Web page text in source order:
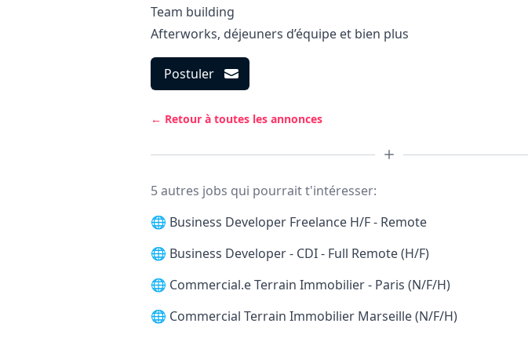
Team building
Afterworks, déjeuners d’équipe et bien plus
Postuler
← Retour à toutes les annonces
5 autres jobs qui pourrait t'intéresser:
🌐 Business Developer Freelance H/F - Remote
🌐 Business Developer - CDI - Full Remote (H/F)
🌐 Commercial.e Terrain Immobilier - Paris (N/F/H)
🌐 Commercial Terrain Immobilier Marseille (N/F/H)